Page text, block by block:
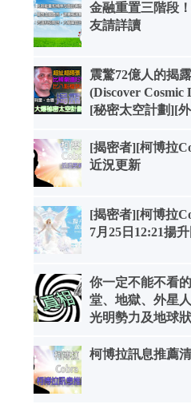
金融重置三階段
友請詳讀
震驚72億人的揭
(Discover Cosmic
[秘密太空計劃][
[揭密者][柯博拉
近況更新
[揭密者][柯博拉
7月25日12:21揚
你一定不能不看
堂、地獄、外星
光明勢力及地球
柯博拉訊息推薦